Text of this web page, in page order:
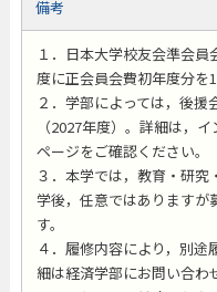
備考
１．日本大学校友会準会
度に正会員会費初年度分を1
２．学部によっては，後
（2027年度）。詳細は，
ページをご確認ください。
３．本学では，教育・研
学後，任意ではありますが
す。
４．履修内容により，別
細は経済学部にお問い合わ